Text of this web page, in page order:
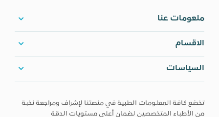
ملعومات عنا
الاقسام
السياسات
تخضع كافة المعلومات الطبية في منصتنا لإشراف ومراجعة نخبة
من الأطباء المتخصصين لضمان أعلى مستويات الدقة